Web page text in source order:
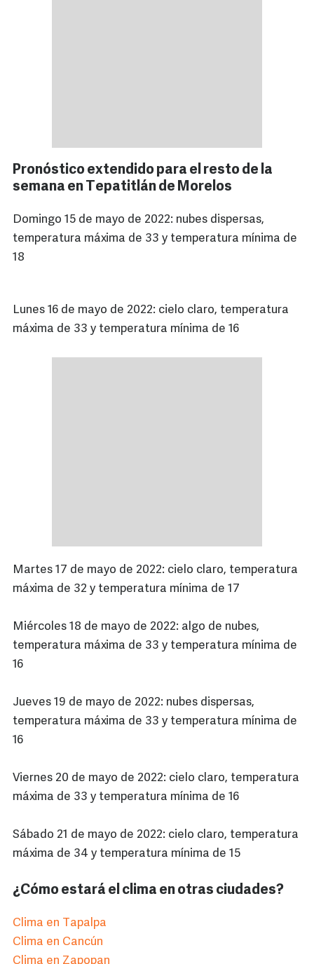
Pronóstico extendido para el resto de la
semana en Tepatitlán de Morelos
Domingo 15 de mayo de 2022: nubes dispersas,
temperatura máxima de 33 y temperatura mínima de
18
Lunes 16 de mayo de 2022: cielo claro, temperatura
máxima de 33 y temperatura mínima de 16
Martes 17 de mayo de 2022: cielo claro, temperatura
máxima de 32 y temperatura mínima de 17
Miércoles 18 de mayo de 2022: algo de nubes,
temperatura máxima de 33 y temperatura mínima de
16
Jueves 19 de mayo de 2022: nubes dispersas,
temperatura máxima de 33 y temperatura mínima de
16
Viernes 20 de mayo de 2022: cielo claro, temperatura
máxima de 33 y temperatura mínima de 16
Sábado 21 de mayo de 2022: cielo claro, temperatura
máxima de 34 y temperatura mínima de 15
¿Cómo estará el clima en otras ciudades?
Clima en Tapalpa
Clima en Cancún
Clima en Zapopan